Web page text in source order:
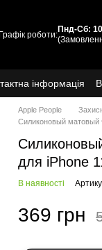
Графік роботи:
Пнд-Сб:
інформація
Apple People
Силиконовый матовый
для iPhone
В наявності
369 грн